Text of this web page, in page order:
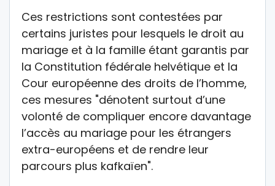
Ces restrictions sont contestées par
certains juristes pour lesquels le droit au
mariage et à la famille étant garantis par
la Constitution fédérale helvétique et la
Cour européenne des droits de l’homme,
ces mesures "dénotent surtout d’une
volonté de compliquer encore davantage
l’accès au mariage pour les étrangers
extra-européens et de rendre leur
parcours plus kafkaïen".